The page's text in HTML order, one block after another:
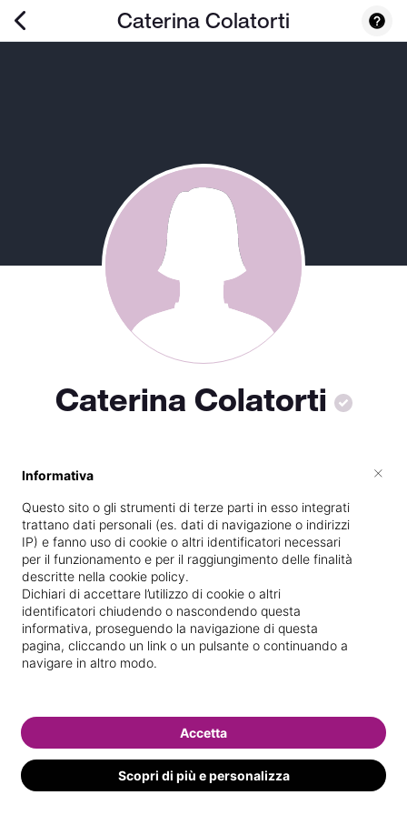
Caterina Colatorti
Caterina Colatorti
Specializzata inEpilazione con cera
Vedi le informazioni di Caterina
Informativa
Questo sito o gli strumenti di terze parti in esso integrati
trattano dati personali (es. dati di navigazione o indirizzi
IP) e fanno uso di cookie o altri identificatori necessari
per il funzionamento e per il raggiungimento delle finalità
descritte nella cookie policy.
Dichiari di accettare l’utilizzo di cookie o altri
identificatori chiudendo o nascondendo questa
informativa, proseguendo la navigazione di questa
pagina, cliccando un link o un pulsante o continuando a
navigare in altro modo.
Scopri di più e personalizza
Accetta
×